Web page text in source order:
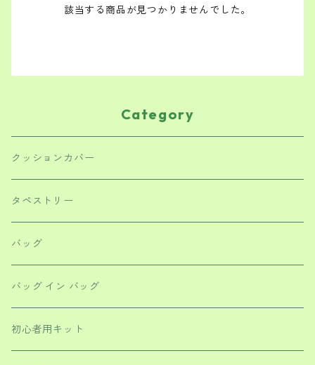
該当する商品が見つかりませんでした。
Category
クッションカバー
タペストリー
バッグ
バッグ イン バッグ
初心者用キット